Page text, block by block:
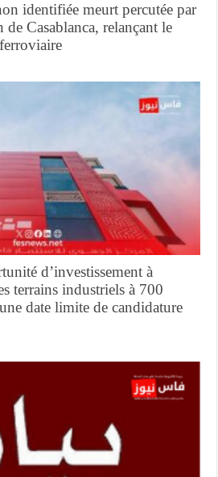
identifiée meurt percutée par
Casablanca, relançant le
d’investissement à
terrains industriels à 700
date limite de candidature